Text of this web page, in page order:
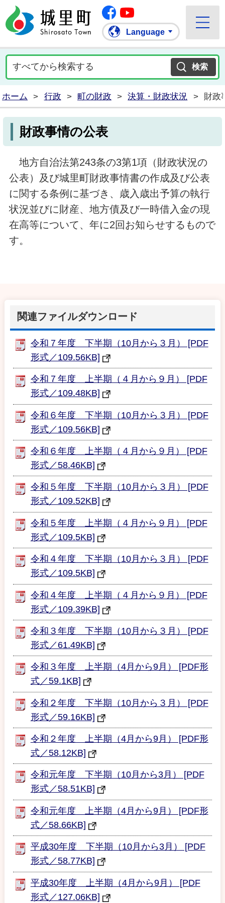
城里町ホームページ
Facebook
Language
ホーム > 行政 > 町の財政 > 決算・財政状況 > 財政
財政事情の公表
地方自治法第243条の3第1項（財政状況の
公表）及び城里町財政事情書の作成及び公表
に関する条例に基づき、歳入歳出予算の執行
状況並びに財産、地方債及び一時借入金の現
在高等について、年に2回お知らせするもので
す。
関連ファイルダウンロード
令和７年度 下半期（10月から３月） [PDF
形式／109.56KB]
令和７年度 上半期（４月から９月） [PDF
形式／109.48KB]
令和６年度 下半期（10月から３月） [PDF
形式／109.56KB]
令和６年度 上半期（４月から９月） [PDF
形式／58.46KB]
令和５年度 下半期（10月から３月） [PDF
形式／109.52KB]
令和５年度 上半期（４月から９月） [PDF
形式／109.5KB]
令和４年度 下半期（10月から３月） [PDF
形式／109.5KB]
令和４年度 上半期（４月から９月） [PDF
形式／109.39KB]
令和３年度 下半期（10月から３月） [PDF
形式／61.49KB]
令和３年度 上半期（4月から9月） [PDF形
式／59.1KB]
令和２年度 下半期（10月から３月） [PDF
形式／59.16KB]
令和２年度 上半期（4月から9月） [PDF形
式／58.12KB]
令和元年度 下半期（10月から3月） [PDF
形式／58.51KB]
令和元年度 上半期（4月から9月） [PDF形
式／58.66KB]
平成30年度 下半期（10月から3月） [PDF
形式／58.77KB]
平成30年度 上半期（4月から9月） [PDF
形式／127.06KB]